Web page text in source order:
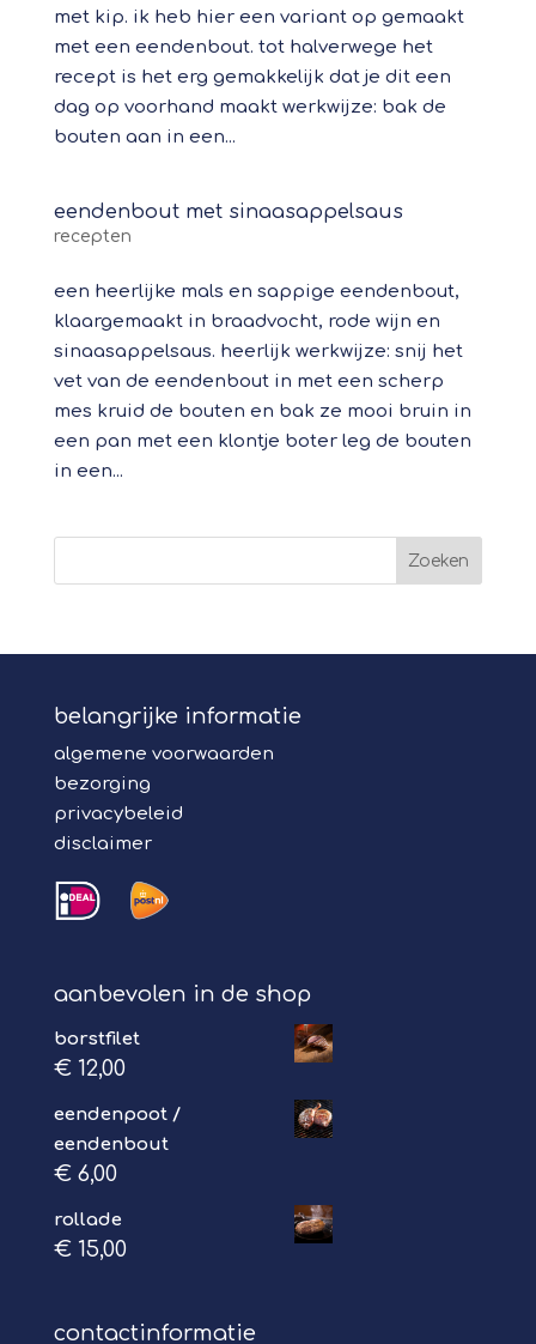
met kip. ik heb hier een variant op gemaakt
met een eendenbout. tot halverwege het
recept is het erg gemakkelijk dat je dit een
dag op voorhand maakt werkwijze: bak de
bouten aan in een...
eendenbout met sinaasappelsaus
recepten
een heerlijke mals en sappige eendenbout,
klaargemaakt in braadvocht, rode wijn en
sinaasappelsaus. heerlijk werkwijze: snij het
vet van de eendenbout in met een scherp
mes kruid de bouten en bak ze mooi bruin in
een pan met een klontje boter leg de bouten
in een...
belangrijke informatie
algemene voorwaarden
bezorging
privacybeleid
disclaimer
aanbevolen in de shop
borstfilet
€12,00
eendenpoot /
eendenbout
€6,00
rollade
€15,00
contactinformatie